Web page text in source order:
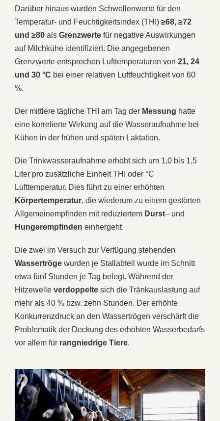
Darüber hinaus wurden Schwellenwerte für den
Temperatur- und Feuchtigkeitsindex (THI) ≥68, ≥72
und ≥80 als Grenzwerte für negative Auswirkungen
auf Milchkühe identifiziert. Die angegebenen
Grenzwerte entsprechen Lufttemperaturen von 21, 24
und 30 °C bei einer relativen Luftfeuchtigkeit von 60
%.
Der mittlere tägliche THI am Tag der Messung hatte
eine korrelierte Wirkung auf die Wasseraufnahme bei
Kühen in der frühen und späten Laktation.
Die Trinkwasseraufnahme erhöht sich um 1,0 bis 1,5
Liter pro zusätzliche Einheit THI oder °C
Lufttemperatur. Dies führt zu einer erhöhten
Körpertemperatur, die wiederum zu einem gestörten
Allgemeinempfinden mit reduziertem Durst– und
Hungerempfinden einhergeht.
Die zwei im Versuch zur Verfügung stehenden
Wassertröge wurden je Stallabteil wurde im Schnitt
etwa fünf Stunden je Tag belegt. Während der
Hitzewelle verdoppelte sich die Tränkauslastung auf
mehr als 40 % bzw. zehn Stunden. Der erhöhte
Konkurrenzdruck an den Wassertrögen verschärft die
Problematik der Deckung des erhöhten Wasserbedarfs
vor allem für rangniedrige Tiere.